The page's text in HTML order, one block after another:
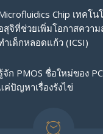
Chip เทคโน
สุจิที่ช่วยเพิ่มโอกาสความ
ำเด็กหลอดแก้ว (ICSI)
จัก PMOS ชื่อใหม่ของ
ค่ปัญหาเรื่องรังไข่